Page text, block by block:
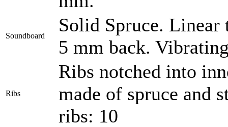
Soundboard
Solid Spruce. Linear
5 mm back.
Ribs
Ribs notched into
made of spruce and
ribs: 10